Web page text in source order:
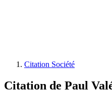
Citation Société
Citation de Paul